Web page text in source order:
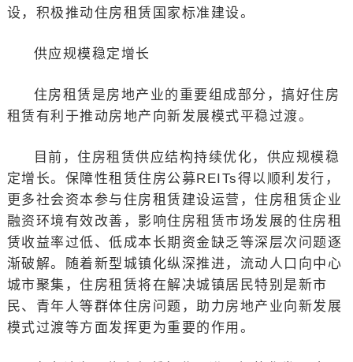
设，积极推动住房租赁国家标准建设。
供应规模稳定增长
住房租赁是房地产业的重要组成部分，搞好住房
租赁有利于推动房地产向新发展模式平稳过渡。
目前，住房租赁供应结构持续优化，供应规模稳
定增长。保障性租赁住房公募REITs得以顺利发行，
更多社会资本参与住房租赁建设运营，住房租赁企业
融资环境有效改善，影响住房租赁市场发展的住房租
赁收益率过低、低成本长期资金缺乏等深层次问题逐
渐破解。随着新型城镇化纵深推进，流动人口向中心
城市聚集，住房租赁将在解决城镇居民特别是新市
民、青年人等群体住房问题，助力房地产业向新发展
模式过渡等方面发挥更为重要的作用。